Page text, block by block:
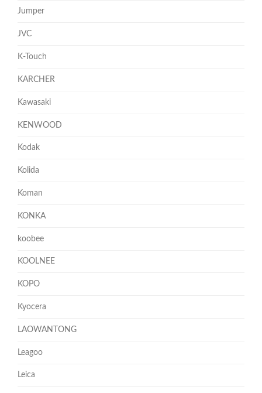
Jumper
JVC
K-Touch
KARCHER
Kawasaki
KENWOOD
Kodak
Kolida
Koman
KONKA
koobee
KOOLNEE
KOPO
Kyocera
LAOWANTONG
Leagoo
Leica